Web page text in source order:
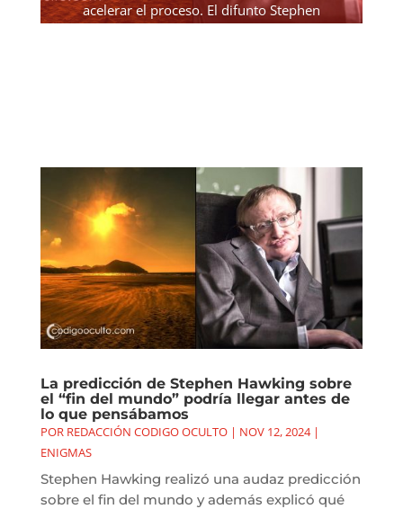
acelerar el proceso. El difunto Stephen
La predicción de Stephen Hawking sobre
el “fin del mundo” podría llegar antes de
lo que pensábamos
POR REDACCIÓN CODIGO OCULTO| NOV 12, 2024|
ENIGMAS
Stephen Hawking realizó una audaz predicción
sobre el fin del mundo y además explicó qué